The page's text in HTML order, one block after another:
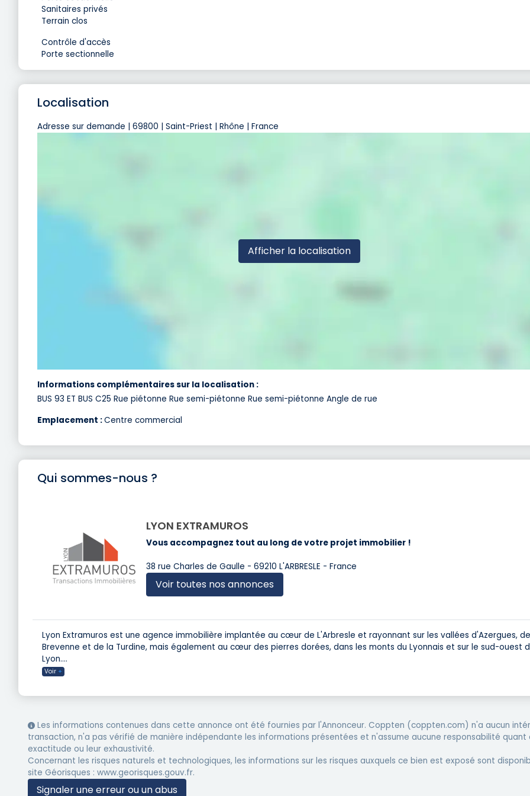
Sanitaires privés
Terrain clos
Contrôle d'accès
Porte sectionnelle
Localisation
Adresse sur demande | 69800 | Saint-Priest | Rhône | France
Afficher la localisation
Informations complémentaires sur la localisation :
BUS 93 ET BUS C25 Rue piétonne Rue semi-piétonne Rue semi-piétonne Angle de rue
Emplacement :Centre commercial
Qui sommes-nous ?
LYON EXTRAMUROS
Vous accompagnez tout au long de votre projet immobilier !
38 rue Charles de Gaulle - 69210 L'ARBRESLE - France
Voir toutes nos annonces
Lyon Extramuros est une agence immobilière implantée au cœur de L'Arbresle et rayonnant sur les vallées d'Azergues,
Brevenne et de la Turdine, mais également au cœur des pierres dorées, dans les monts du Lyonnais et sur le sud-ouest
Lyon....
Voir +
Les informations contenues dans cette annonce ont été fournies par l'Annonceur. Coppten (coppten.com) n'a aucun
transaction, n'a pas vérifié de manière indépendante les informations présentées et n'assume aucune responsabilité quant
exactitude ou leur exhaustivité.
Concernant les risques naturels et technologiques, les informations sur les risques auxquels ce bien est exposé sont
site Géorisques : www.georisques.gouv.fr.
Signaler une erreur ou un abus